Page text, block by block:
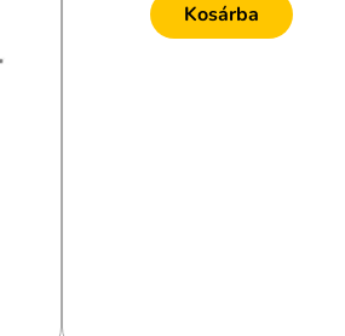
Kosárba